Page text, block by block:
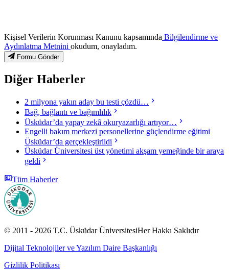
Kişisel Verilerin Korunması Kanunu kapsamında Bilgilendirme ve
Aydınlatma Metnini okudum, onayladım.
Formu Gönder
Diğer Haberler
2 milyona yakın aday bu testi çözdü…
Bağ, bağlantı ve bağımlılık
Üsküdar’da yapay zekâ okuryazarlığı artıyor…
Engelli bakım merkezi personellerine güçlendirme eğitimi
Üsküdar’da gerçekleştirildi
Üsküdar Üniversitesi üst yönetimi akşam yemeğinde bir araya
geldi
Tüm Haberler
© 2011 - 2026 T.C. Üsküdar ÜniversitesiHer Hakkı Saklıdır
Dijital Teknolojiler ve Yazılım Daire Başkanlığı
Gizlilik Politikası